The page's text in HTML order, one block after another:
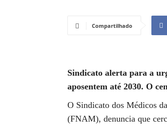
Compartilhado
Sindicato alerta para a
aposentem até 2030. O
O Sindicato dos Médicos
(FNAM), denuncia que